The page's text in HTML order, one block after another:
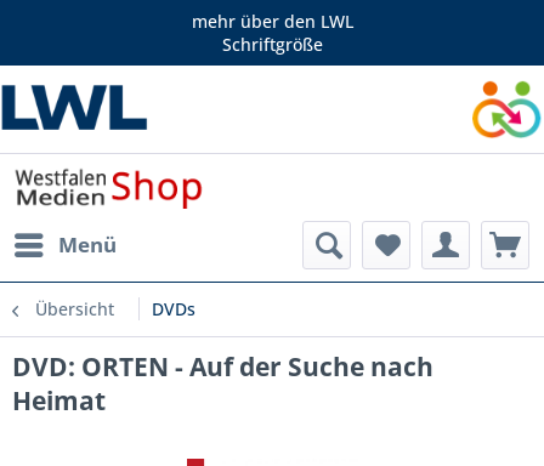
mehr über den LWL
Schriftgröße
Menü
Übersicht DVDs
DVD: ORTEN - Auf der Suche nach
Heimat